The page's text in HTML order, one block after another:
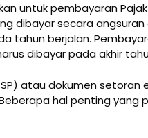
untuk pembayaran
dibayar secara angsuran
tahun berjalan.
dibayar pada akhir
atau dokumen setoran
hal penting yang